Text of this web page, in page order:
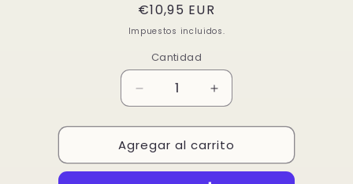
Precio
habitual
€10,95 EUR
Impuestos incluidos.
Cantidad
Reducir
cantidad
para
MARQUES
DE
Aumentar
cantidad
para
MARQUES
DE
Agregar al carrito